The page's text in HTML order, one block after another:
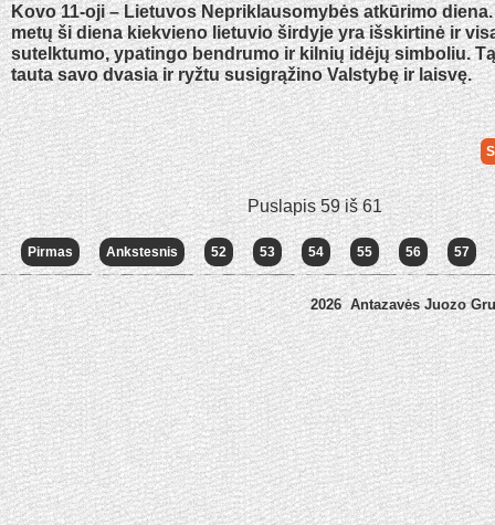
Kovo 11-oji – Lietuvos Nepriklausomybės atkūrimo diena.
metų ši diena kiekvieno lietuvio širdyje yra išskirtinė ir
sutelktumo, ypatingo bendrumo ir kilnių idėjų simboliu.
tauta savo dvasia ir ryžtu susigrąžino Valstybę ir laisvę.
Puslapis 59 iš 61
Pirmas Ankstesnis 52 53 54 55 56 57
2026 Antazavės Juozo